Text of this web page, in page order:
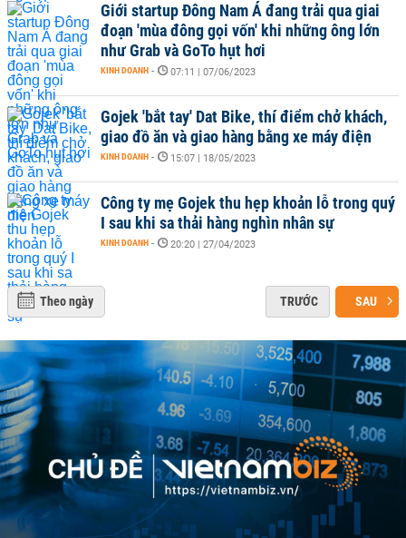
Giới startup Đông Nam Á đang trải qua giai
đoạn 'mùa đông gọi vốn' khi những ông lớn
như Grab và GoTo hụt hơi
KINH DOANH - 07:11 | 07/06/2023
Gojek 'bắt tay' Dat Bike, thí điểm chở khách,
giao đồ ăn và giao hàng bằng xe máy điện
KINH DOANH - 15:07 | 18/05/2023
Công ty mẹ Gojek thu hẹp khoản lỗ trong quý
I sau khi sa thải hàng nghìn nhân sự
KINH DOANH - 20:20 | 27/04/2023
Theo ngày TRƯỚC SAU